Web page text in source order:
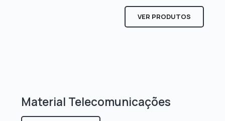
VER PRODUTOS
Material Telecomunicações